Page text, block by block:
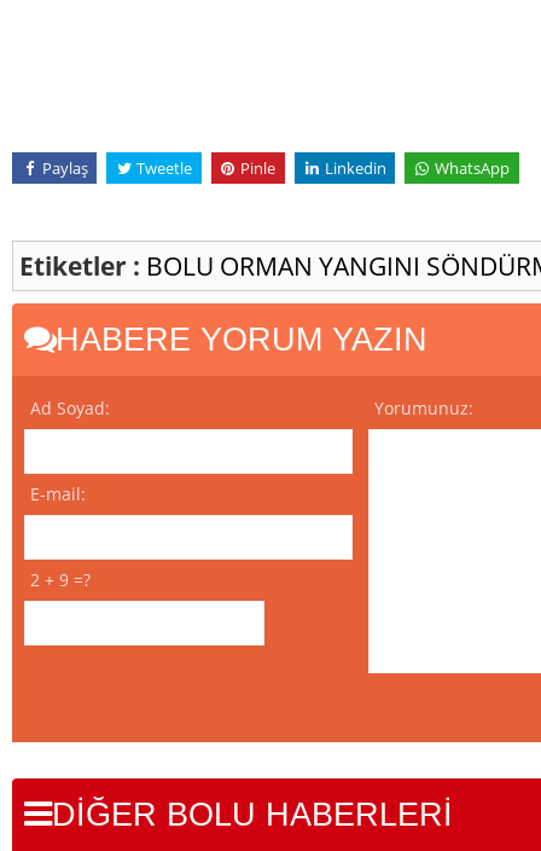
Paylaş Tweetle Pinle Linkedin WhatsApp
Etiketler : BOLU ORMAN YANGINI
HABERE YORUM YAZIN
Ad Soyad:
E-mail:
2 + 9 =?
Yorumunuz:
DİĞER BOLU HABERLERİ